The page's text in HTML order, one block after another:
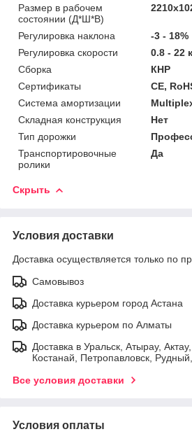
Размер в рабочем
состоянии (Д*Ш*В)
Регулировка наклона
-3 - 18%
Регулировка скорости
0.8 - 22
Сборка
КНР
Сертификаты
CE,
Система амортизации
Складная конструкция
Нет
Тип дорожки
Транспортировочные
ролики
Да
Скрыть
Условия доставки
Доставка осуществляется только по
Самовывоз
Доставка курьером город Астана
Доставка курьером по Алматы
Доставка в Уральск, Атырау,
Костанай, Петропавловск,
Все условия доставки
Условия оплаты